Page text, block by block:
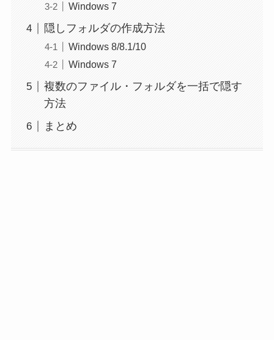
Windows 7
隠しフォルダの作成方法
Windows 8/8.1/10
Windows 7
複数のファイル・フォルダを一括で隠す
方法
まとめ